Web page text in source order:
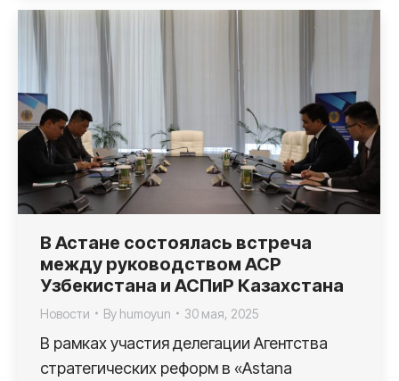
В Астане состоялась встреча
между руководством АСР
Узбекистана и АСПиР Казахстана
Новости By humoyun 30 мая, 2025
В рамках участия делегации Агентства
стратегических реформ в «Astana